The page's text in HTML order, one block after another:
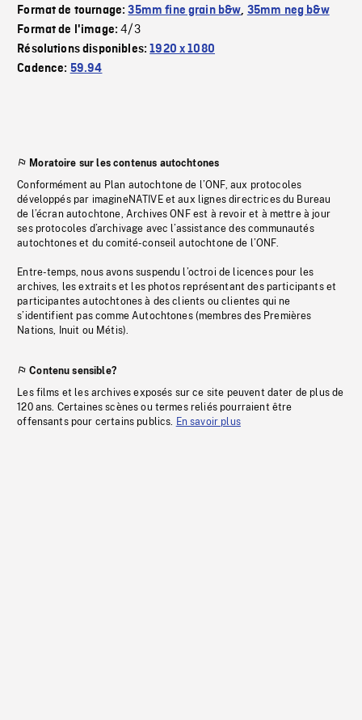
Format de tournage:35mm fine grain b&w, 35mm neg b&w
Format de l'image:4/3
Résolutions disponibles:1920 x 1080
Cadence: 59.94
Moratoire sur les contenus autochtones
Conformément au Plan autochtone de l’ONF, aux protocoles
développés par imagineNATIVE et aux lignes directrices du Bureau
de l’écran autochtone, Archives ONF est à revoir et à mettre à jour
ses protocoles d’archivage avec l’assistance des communautés
autochtones et du comité-conseil autochtone de l’ONF.
Entre-temps, nous avons suspendu l’octroi de licences pour les
archives, les extraits et les photos représentant des participants et
participantes autochtones à des clients ou clientes qui ne
s’identifient pas comme Autochtones (membres des Premières
Nations, Inuit ou Métis).
Contenu sensible?
Les films et les archives exposés sur ce site peuvent dater de plus de
120 ans. Certaines scènes ou termes reliés pourraient être
offensants pour certains publics. En savoir plus